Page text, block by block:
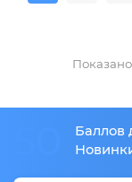
Показано
Баллов